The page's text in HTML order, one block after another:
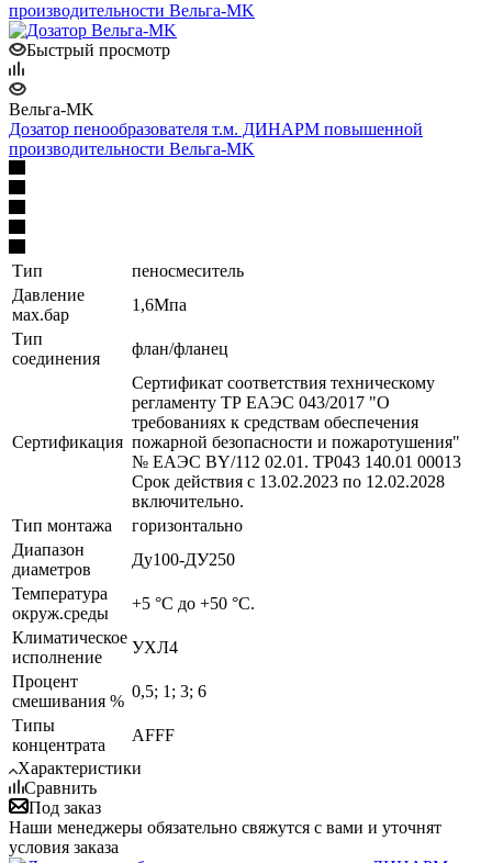
Быстрый просмотр
Вельга-MK
Дозатор пенообразователя т.м. ДИНАРМ повышенной
производительности Вельга-MK
Тип
пеносмеситель
Давление
мах.бар
1,6Мпа
Тип
соединения
флан/фланец
Сертификация
Сертификат соответствия техническому
регламенту ТР ЕАЭС 043/2017 "О
требованиях к средствам обеспечения
пожарной безопасности и пожаротушения"
№ ЕАЭС BY/112 02.01. ТР043 140.01 00013
Срок действия с 13.02.2023 по 12.02.2028
включительно.
Тип монтажа
горизонтально
Диапазон
диаметров
Ду100-ДУ250
Температура
окруж.среды
+5 °С до +50 °С.
Климатическое
исполнение
УХЛ4
Процент
смешивания %
0,5; 1; 3; 6
Типы
концентрата
AFFF
Характеристики
Сравнить
Под заказ
Наши менеджеры обязательно свяжутся с вами и уточнят
условия заказа